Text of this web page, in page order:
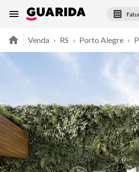
Venda › RS › Porto Alegre ›